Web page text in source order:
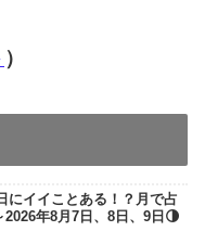
）
にイイことある！？月で占
2026年8月7日、8日、9日🌗